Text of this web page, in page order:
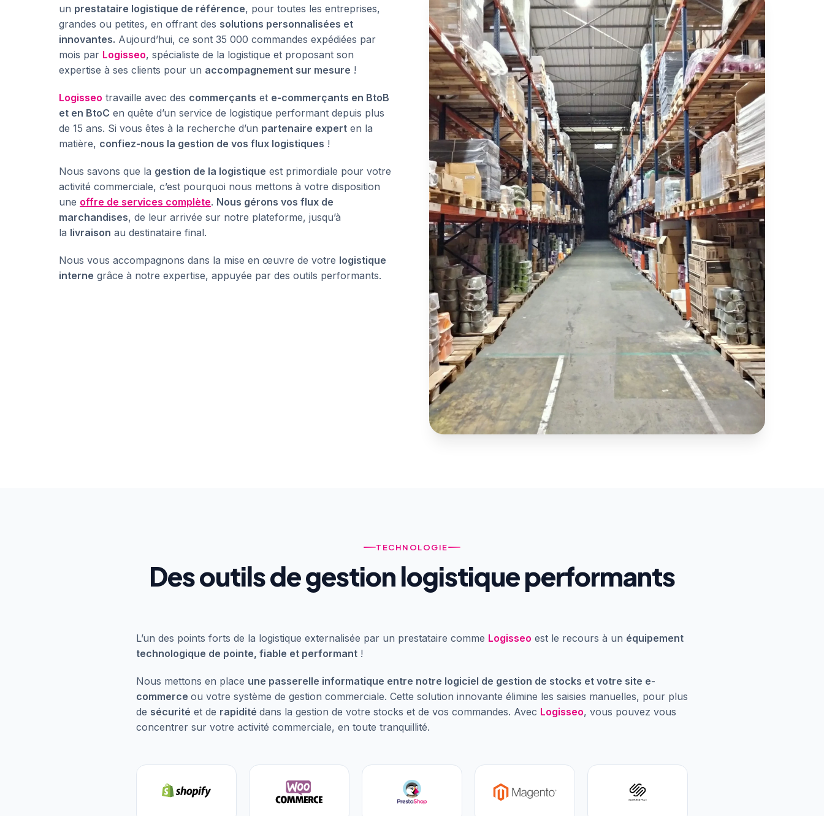
un prestataire logistique de référence, pour toutes les entreprises,
grandes ou petites, en offrant des solutions personnalisées et
innovantes. Aujourd’hui, ce sont 35 000 commandes expédiées par
mois par Logisseo, spécialiste de la logistique et proposant son
expertise à ses clients pour un accompagnement sur mesure !
Logisseo travaille avec des commerçants et e-commerçants en BtoB
et en BtoC en quête d’un service de logistique performant depuis plus
de 15 ans. Si vous êtes à la recherche d’un partenaire expert en la
matière, confiez-nous la gestion de vos flux logistiques !
Nous savons que la gestion de la logistique est primordiale pour votre
activité commerciale, c’est pourquoi nous mettons à votre disposition
une offre de services complète. Nous gérons vos flux de
marchandises, de leur arrivée sur notre plateforme, jusqu’à
la livraison au destinataire final.
Nous vous accompagnons dans la mise en œuvre de votre logistique
interne grâce à notre expertise, appuyée par des outils performants.
TECHNOLOGIE
Des outils de gestion logistique performants
L’un des points forts de la logistique externalisée par un prestataire comme Logisseo est le recours à un équipement
technologique de pointe, fiable et performant !
Nous mettons en place une passerelle informatique entre notre logiciel de gestion de stocks et votre site e-
commerce ou votre système de gestion commerciale. Cette solution innovante élimine les saisies manuelles, pour plus
de sécurité et de rapidité dans la gestion de votre stocks et de vos commandes. Avec Logisseo, vous pouvez vous
concentrer sur votre activité commerciale, en toute tranquillité.